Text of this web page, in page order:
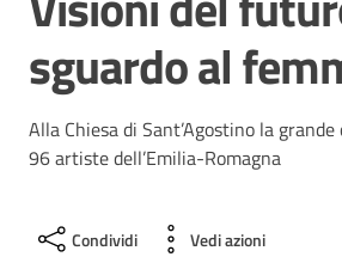
sguardo al
Alla Chiesa di Sant’Agostino la
96 artiste dell’Emilia-Romagna
Condividi Vedi azioni